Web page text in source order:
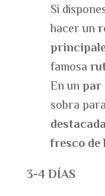
Si
hacer un
famosa
En unpar
sobra
fresco de
3-4 DÍAS